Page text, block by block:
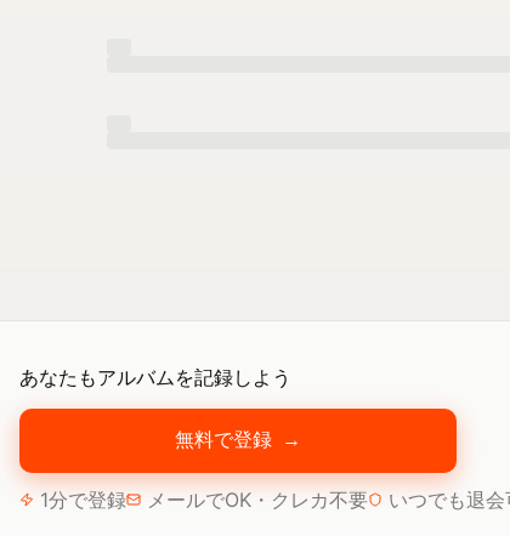
あなたもアルバムを記録しよう
無料で登録 →
1分で登録 メールでOK・クレカ不要 いつでも退